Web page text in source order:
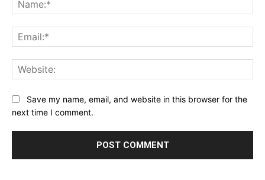
Save my name, email, and website in this browser for the
next time I comment.